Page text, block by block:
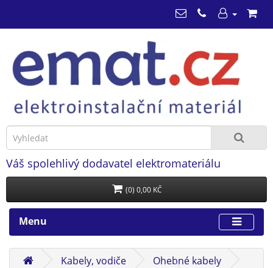
Váš spolehlivý dodavatel elektromateriálu
(0) 0,00 KČ
Menu
Kabely, vodiče
Ohebné kabely